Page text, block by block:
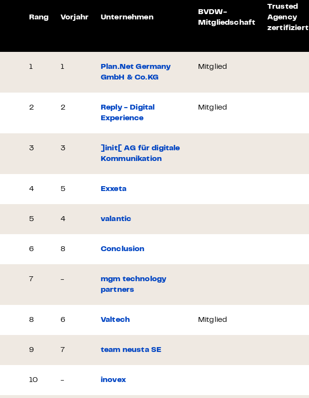
Rang Vorjahr Unternehmen
BVDW-
Mitgliedschaft
Trusted
Agency
zertifiziert
1 1
Plan.Net Germany
GmbH & Co.KG
Mitglied
2 2
Reply - Digital
Experience
Mitglied
3 3
]init[ AG für digitale
Kommunikation
4 5 Exxeta
5 4 valantic
6 8 Conclusion
7 -
mgm technology
partners
8 6 Valtech Mitglied
9 7 team neusta SE
10 - inovex